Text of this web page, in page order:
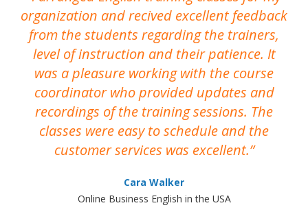
organization and recived excellent feedback
from the students regarding the trainers,
level of instruction and their patience. It
was a pleasure working with the course
coordinator who provided updates and
recordings of the training sessions. The
classes were easy to schedule and the
customer services was excellent.
Cara Walker
Online Business English in the USA